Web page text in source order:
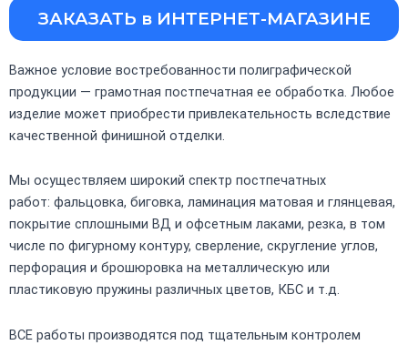
ЗАКАЗАТЬ в ИНТЕРНЕТ-МАГАЗИНЕ
Важное условие востребованности полиграфической
продукции — грамотная постпечатная ее обработка. Любое
изделие может приобрести привлекательность вследствие
качественной финишной отделки.
Мы осуществляем широкий спектр постпечатных
работ: фальцовка, биговка, ламинация матовая и глянцевая,
покрытие сплошными ВД и офсетным лаками, резка, в том
числе по фигурному контуру, сверление, скругление углов,
перфорация и брошюровка на металлическую или
пластиковую пружины различных цветов, КБС и т.д.
ВСЕ работы производятся под тщательным контролем